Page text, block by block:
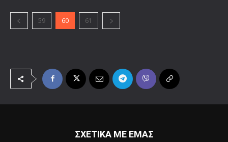
59 60 61
ΣΧΕΤΙΚΑ ΜΕ ΕΜΑΣ